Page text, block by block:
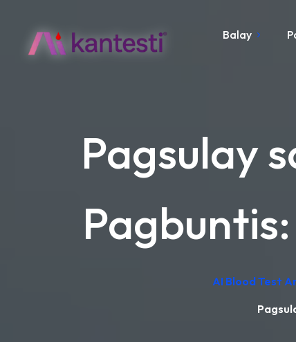
Balay
Pagsulay
AI Blood Test